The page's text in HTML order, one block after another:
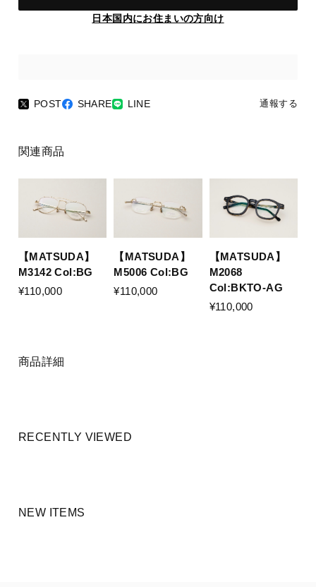
日本国内にお住まいの方向け
POST SHARE LINE 通報する
関連商品
【MATSUDA】
M3142 Col:BG
¥110,000
【MATSUDA】
M5006 Col:BG
¥110,000
【MATSUDA】
M2068
Col:BKTO-AG
¥110,000
商品詳細
RECENTLY VIEWED
NEW ITEMS